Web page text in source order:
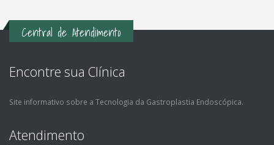
Central de Atendimento
Encontre sua Clínica
Site informativo sobre a Tecnologia da Gastroplastia Endoscópica.
Atendimento